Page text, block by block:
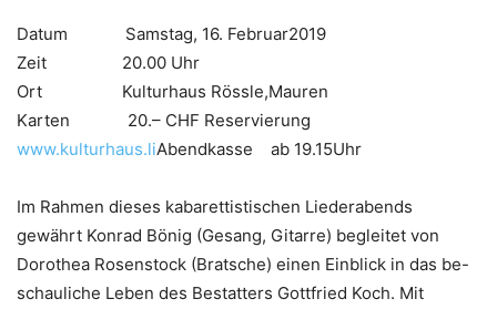
Datum Samstag, 16. Februar2019
Zeit 20.00 Uhr
Ort Kulturhaus Rössle,Mauren
Karten 20.– CHF Reservierung
www.kulturhaus.liAbendkasse ab 19.15Uhr
Im Rahmen dieses kabarettistischen Liederabends
gewährt Konrad Bönig (Gesang, Gitarre) begleitet von
Dorothea Rosenstock (Bratsche) einen Einblick in das be-
schauliche Leben des Bestatters Gottfried Koch. Mit